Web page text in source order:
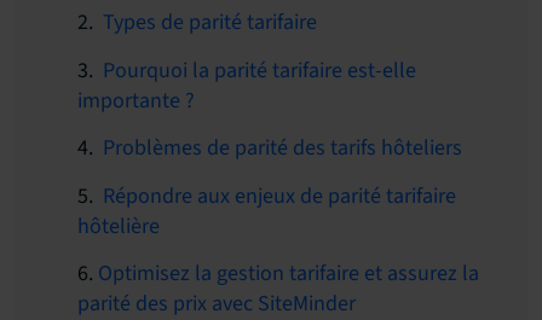
2. Types de parité tarifaire
3. Pourquoi la parité tarifaire est-elle
importante ?
4. Problèmes de parité des tarifs hôteliers
5. Répondre aux enjeux de parité tarifaire
hôtelière
6. Optimisez la gestion tarifaire et assurez la
parité des prix avec SiteMinder